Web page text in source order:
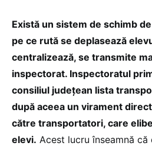
Există un sistem de schimb
pe ce rută se deplasează
centralizează, se transmite
inspectorat. Inspectoratul
consiliul județean lista
după aceea un virament
către transportatori, care
elevi. Acest lucru înseamnă